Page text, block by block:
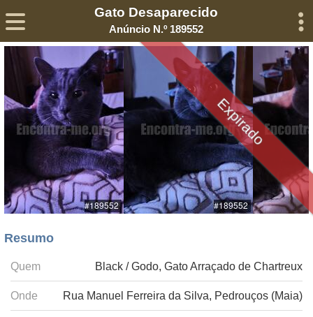
Expirado
Gato Desaparecido
Anúncio N.º 189552
Resumo
Quem Black / Godo, Gato Arraçado de Chartreux
Onde Rua Manuel Ferreira da Silva, Pedrouços (Maia)
Sobre Declaração de Privacidade Termos de Serviço
©2005-2026 Encontra-me® – Todos os Direitos Reservados